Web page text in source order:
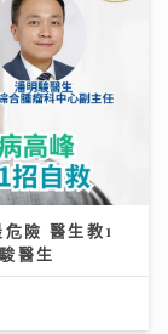
險 醫生教1
醫生